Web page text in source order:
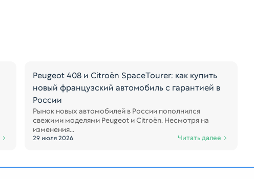
Peugeot 408 и Citroën SpaceTourer: как купить
новый французский автомобиль с гарантией в
России
Рынок новых автомобилей в России пополнился
свежими моделями Peugeot и Citroën. Несмотря на
изменения...
29 июля 2026 Читать далее